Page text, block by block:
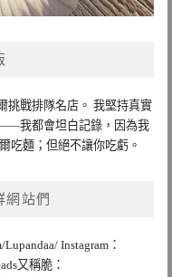
挑戰排隊名店。 我堅持真實
我都會坦白記錄，因為我
吃麵；但絕不讓你吃虧。
網站們
Instagram：
又稱脆：